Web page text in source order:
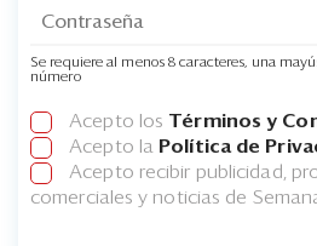
Se requiere al menos 8 caracteres, una
número
Acepto los Términos y
Acepto la Política de
Acepto recibir publicidad,
comerciales y noticias de